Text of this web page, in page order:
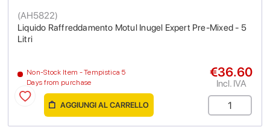
Liquido Raffreddamento Motul Inugel Expert Pre-Mixed - 5
Litri
(AH5822)
Non-Stock Item - Tempistica 5
Days from purchase
€36.60
Incl. IVA
AGGIUNGI AL CARRELLO